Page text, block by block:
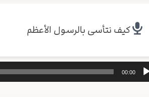
كيف نتأسى بالرسول الأعظم
00:00